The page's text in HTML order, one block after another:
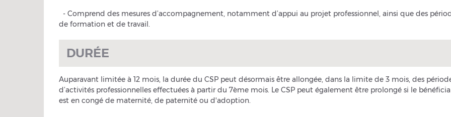
- Comprend des mesures d’accompagnement, notamment d’appui au projet professionnel, ainsi que des
de formation et de travail.
DURÉE
Auparavant limitée à 12 mois, la durée du CSP peut désormais être allongée, dans la limite de 3 mois, des
d’activités professionnelles effectuées à partir du 7ème mois. Le CSP peut également être prolongé si le
est en congé de maternité, de paternité ou d'adoption.